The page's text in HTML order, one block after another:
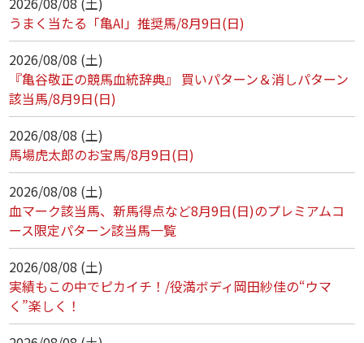
うまく当たる「亀AI」推奨馬/8月9日(日)
2026/08/08 (土)
『亀谷敬正の競馬血統辞典』 買いパターン＆消しパターン
該当馬/8月9日(日)
2026/08/08 (土)
馬場虎太郎のお宝馬/8月9日(日)
2026/08/08 (土)
血マーク該当馬、新馬得点など8月9日(日)のプレミアムコ
ース限定パターン該当馬一覧
2026/08/08 (土)
実績もこの中でピカイチ！/役満ボディ岡田紗佳の“ウマ
く”楽しく！